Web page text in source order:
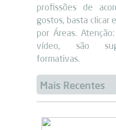
profissões de
gostos, basta clicar
por Áreas.
vídeo, são
formativas.